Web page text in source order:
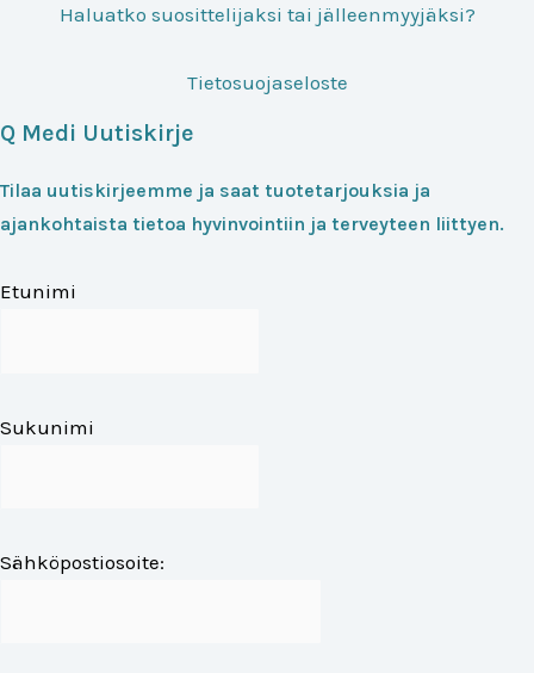
Haluatko suosittelijaksi tai jälleenmyyjäksi?
Tietosuojaseloste
Q Medi Uutiskirje
Tilaa uutiskirjeemme ja saat tuotetarjouksia ja
ajankohtaista tietoa hyvinvointiin ja terveyteen liittyen.
Etunimi
Sukunimi
Sähköpostiosoite: